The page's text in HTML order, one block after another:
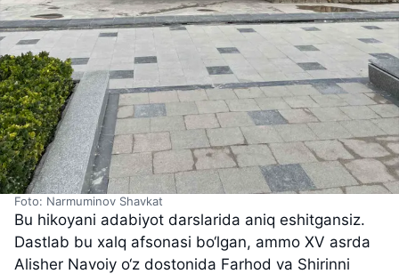
Foto: Narmuminov Shavkat
Bu hikoyani adabiyot darslarida aniq eshitgansiz.
Dastlab bu xalq afsonasi bo‘lgan, ammo XV asrda
Alisher Navoiy o‘z dostonida Farhod va Shirinni